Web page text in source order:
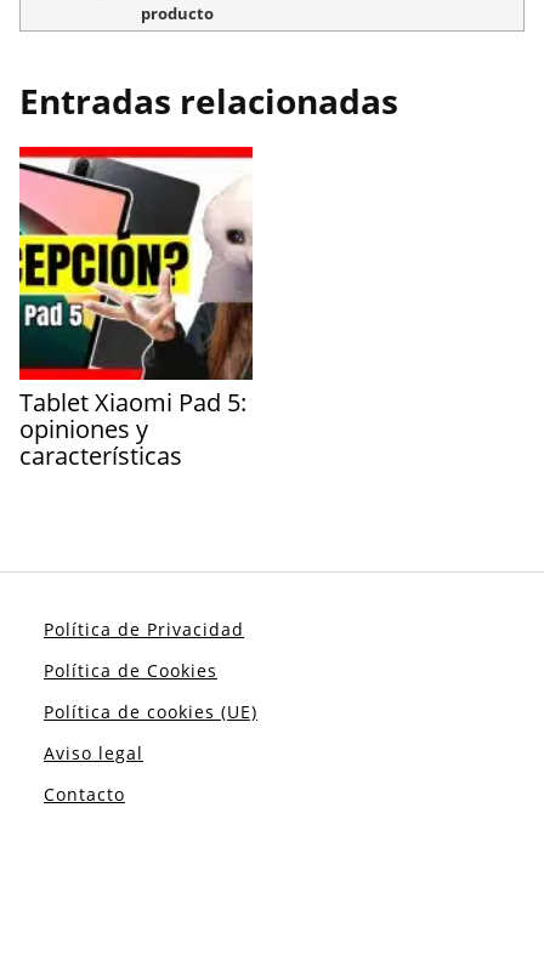
producto
Entradas relacionadas
Tablet Xiaomi Pad 5:
opiniones y
características
Política de Privacidad
Política de Cookies
Política de cookies (UE)
Aviso legal
Contacto